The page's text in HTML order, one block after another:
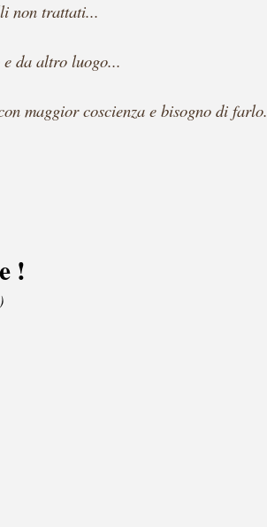
non trattati...
da altro luogo...
maggior coscienza e bisogno di farlo.
!